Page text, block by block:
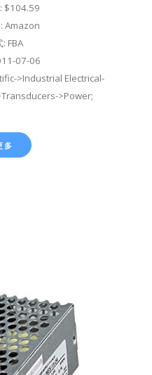
$104.59
Amazon
FBA
07-06
>Industrial Electrical-
>Power;
多